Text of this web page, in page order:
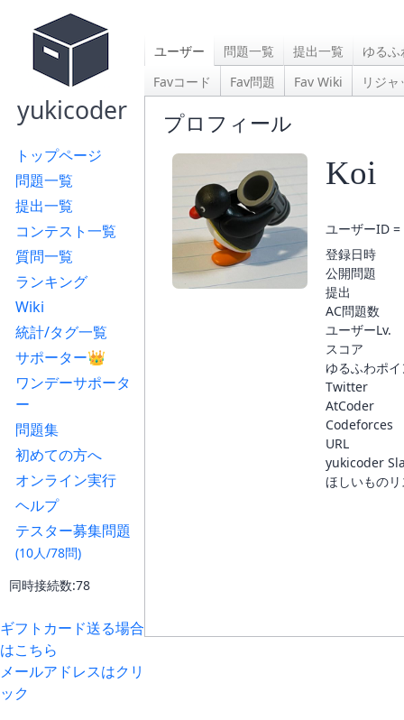
yukicoder
トップページ
問題一覧
提出一覧
コンテスト一覧
質問一覧
ランキング
Wiki
統計/タグ一覧
サポーター👑
ワンデーサポータ
ー
問題集
初めての方へ
オンライン実行
ヘルプ
テスター募集問題
(10人/78問)
同時接続数:78
ギフトカード送る場合
はこちら
メールアドレスはクリ
ック
ユーザー 問題一覧 提出一覧
ゆる
Favコード
Fav問題 Fav Wiki リジ
プロフィール
Koi
ユーザーID
登録日時
公開問題
提出
AC問題数
ユーザーLv.
スコア
ゆるふわポ
Twitter
AtCoder
Codeforces
URL
yukicoder
ほしいもの